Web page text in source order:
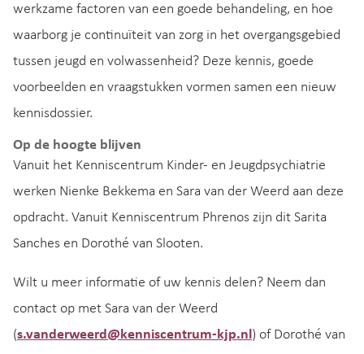
werkzame factoren van een goede behandeling, en hoe
waarborg je continuïteit van zorg in het overgangsgebied
tussen jeugd en volwassenheid? Deze kennis, goede
voorbeelden en vraagstukken vormen samen een nieuw
kennisdossier.
Op de hoogte blijven
Vanuit het Kenniscentrum Kinder- en Jeugdpsychiatrie
werken Nienke Bekkema en Sara van der Weerd aan deze
opdracht. Vanuit Kenniscentrum Phrenos zijn dit Sarita
Sanches en Dorothé van Slooten.
Wilt u meer informatie of uw kennis delen? Neem dan
contact op met Sara van der Weerd
(s.vanderweerd@kenniscentrum-kjp.nl ) of Dorothé van